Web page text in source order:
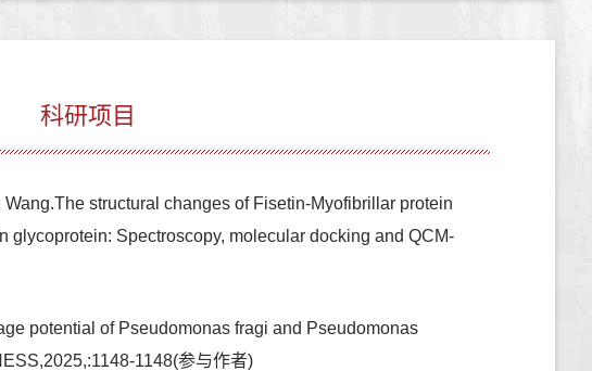
科研项目
structural changes of Fisetin-Myofibrillar protein
Spectroscopy, molecular docking and QCM-
potential of Pseudomonas fragi and Pseudomonas
1148(参与作者)